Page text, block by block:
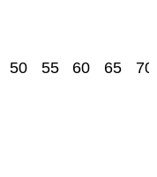
50 55 60 65 70